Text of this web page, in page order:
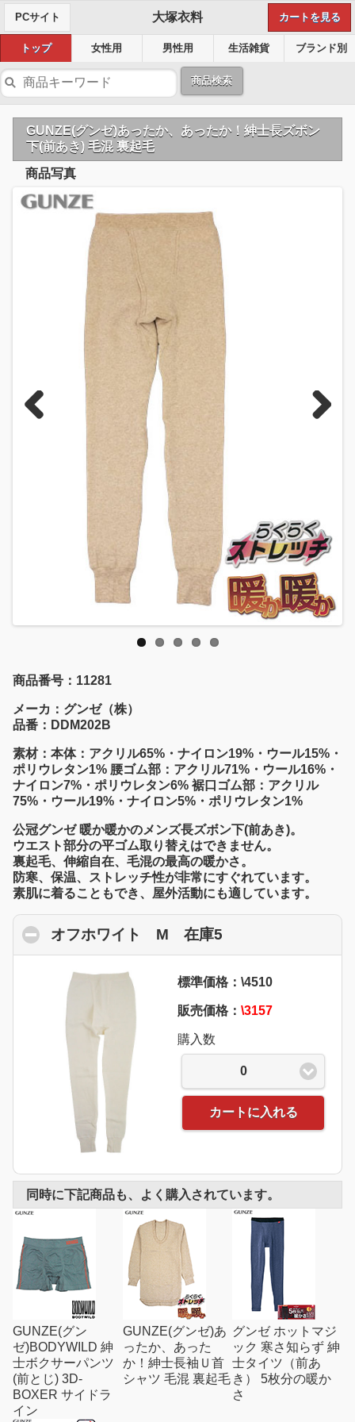
PCサイト 大塚衣料 カートを見る
トップ 女性用 男性用 生活雑貨 ブランド別
商品検索
GUNZE(グンゼ)あったか、あったか！紳士長ズボン
下(前あき) 毛混 裏起毛
商品写真
商品番号：11281
メーカ：グンゼ（株）
品番：DDM202B
素材：本体：アクリル65%・ナイロン19%・ウール15%・
ポリウレタン1% 腰ゴム部：アクリル71%・ウール16%・
ナイロン7%・ポリウレタン6% 裾口ゴム部：アクリル
75%・ウール19%・ナイロン5%・ポリウレタン1%
公冠グンゼ 暖か暖かのメンズ長ズボン下(前あき)。
ウエスト部分の平ゴム取り替えはできません。
裏起毛、伸縮自在、毛混の最高の暖かさ。
防寒、保温、ストレッチ性が非常にすぐれています。
素肌に着ることもでき、屋外活動にも適しています。
オフホワイト M 在庫5
標準価格：\4510
販売価格： \3157
購入数
0
カートに入れる
同時に下記商品も、よく購入されています。
GUNZE(グン
ゼ)BODYWILD 紳
士ボクサーパンツ
(前とじ) 3D-
BOXER サイドラ
イン
GUNZE(グンゼ)あ
ったか、あった
か！紳士長袖Ｕ首
シャツ 毛混 裏起毛
グンゼ ホットマジ
ック 寒さ知らず 紳
士タイツ（前あ
き） 5枚分の暖か
さ